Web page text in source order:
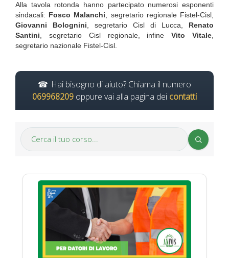
Alla tavola rotonda hanno partecipato numerosi esponenti
sindacali: Fosco Malanchi , segretario regionale Fistel-Cisl,
Giovanni Bolognini , segretario Cisl di Lucca, Renato
Santini , segretario Cisl regionale, infineVito Vitale
segretario nazionale Fistel-Cisl.
Hai bisogno di aiuto? Chiama il numero
069968209 oppure vai alla pagina dei contatti